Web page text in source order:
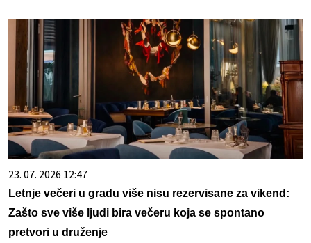
23. 07. 2026 12:47
Letnje večeri u gradu više nisu rezervisane za vikend:
Zašto sve više ljudi bira večeru koja se spontano
pretvori u druženje